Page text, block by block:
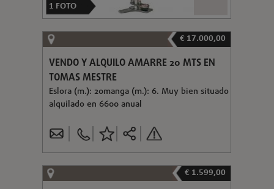
1 FOTO
€ 17.000,00
VENDO Y ALQUILO AMARRE 20 MTS EN
TOMAS MESTRE
Eslora (m.): 20manga (m.): 6. Muy bien situado
alquilado en 6600 anual
€ 1.599,00